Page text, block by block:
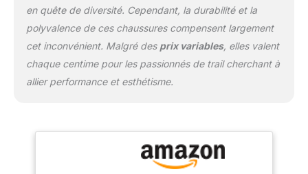
en quête de diversité. Cependant, la durabilité et la
polyvalence de ces chaussures compensent largement
cet inconvénient. Malgré des prix variables, elles valent
chaque centime pour les passionnés de trail cherchant à
allier performance et esthétisme.